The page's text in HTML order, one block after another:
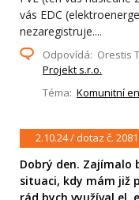
vás EDC
nezaregistruje....
Odpovídá: Orestis
Projekt s.r.o.
Téma: Komunitní
2.10.24 / dotaz č.
Dobrý den. Zajímalo
situaci, kdy mám již